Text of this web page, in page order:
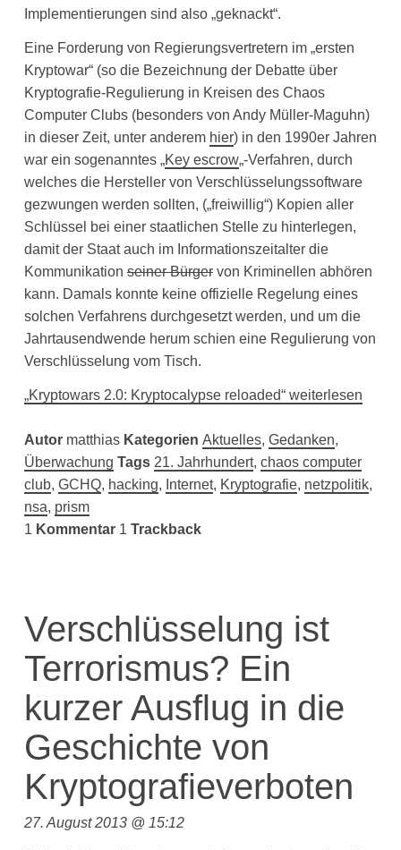
Implementierungen sind also „geknackt“.
Eine Forderung von Regierungsvertretern im „ersten
Kryptowar“ (so die Bezeichnung der Debatte über
Kryptografie-Regulierung in Kreisen des Chaos
Computer Clubs (besonders von Andy Müller-Maguhn)
in dieser Zeit, unter anderem hier) in den 1990er Jahren
war ein sogenanntes „Key escrow„-Verfahren, durch
welches die Hersteller von Verschlüsselungssoftware
gezwungen werden sollten, („freiwillig“) Kopien aller
Schlüssel bei einer staatlichen Stelle zu hinterlegen,
damit der Staat auch im Informationszeitalter die
Kommunikationseiner Bürgervon Kriminellen abhören
kann. Damals konnte keine offizielle Regelung eines
solchen Verfahrens durchgesetzt werden, und um die
Jahrtausendwende herum schien eine Regulierung von
Verschlüsselung vom Tisch.
„Kryptowars 2.0: Kryptocalypse reloaded“ weiterlesen
Autor matthias Kategorien Aktuelles, Gedanken,
Überwachung Tags 21. Jahrhundert, chaos computer
club, GCHQ, hacking, Internet, Kryptografie, netzpolitik,
nsa, prism
1 Kommentar 1 Trackback
Verschlüsselung ist
Terrorismus? Ein
kurzer Ausflug in die
Geschichte von
Kryptografieverboten
27. August 2013 @ 15:12